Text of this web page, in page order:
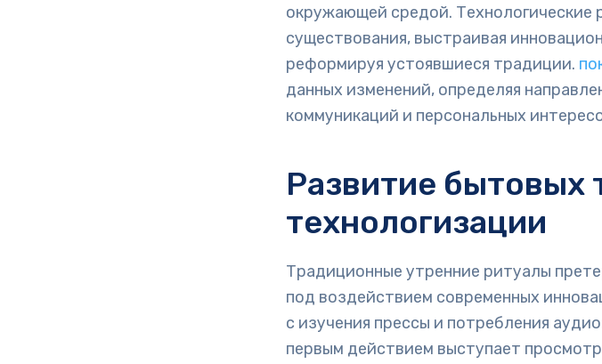
окружающей средой.
существования, выстраивая
реформируя устоявшиеся традиции.
данных изменений, определяя
коммуникаций и персональных
Развитие бытовых
технологизации
Традиционные утренние ритуалы
под воздействием современных
с изучения прессы и потребления
первым действием выступает